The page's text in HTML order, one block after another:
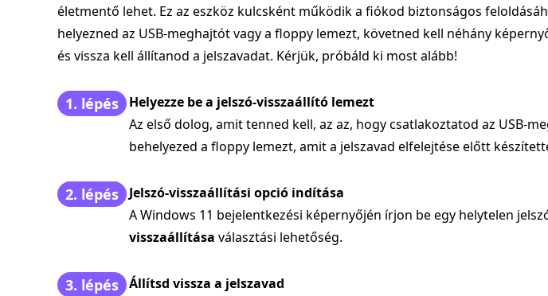
életmentő lehet. Ez az eszköz kulcsként működik a fiókod biztonságos
helyezned az USB-meghajtót vagy a floppy lemezt, követned kell néhány
és vissza kell állítanod a jelszavadat. Kérjük, próbáld ki most alább!
1. lépés
Helyezze be a jelszó-visszaállító lemezt
Az első dolog, amit tenned kell, az az, hogy csatlakoztatod az USB-
behelyezed a floppy lemezt, amit a jelszavad elfelejtése előtt
2. lépés
Jelszó-visszaállítási opció indítása
A Windows 11 bejelentkezési képernyőjén írjon be egy helytelen
visszaállítása választási lehetőség.
3. lépés Állítsd vissza a jelszavad